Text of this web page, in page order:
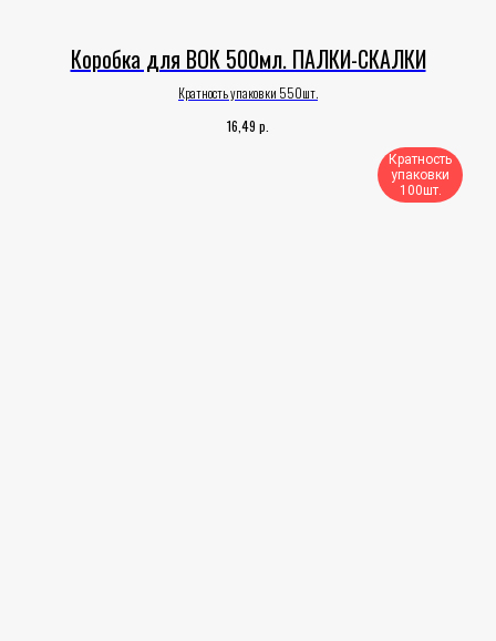
Коробка для ВОК 500мл. ПАЛКИ-СКАЛКИ
Кратность упаковки 550шт.
16,49 р.
Кратность
упаковки
100шт.​